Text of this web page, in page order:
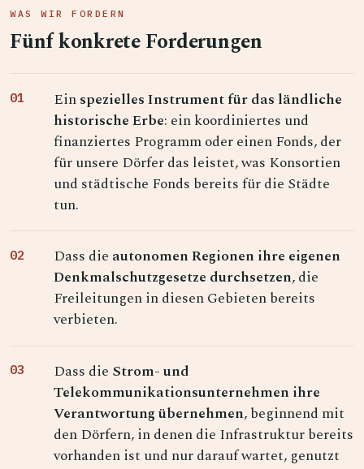
WAS WIR FORDERN
Fünf konkrete Forderungen
Einspezielles Instrument für das ländliche
historische Erbe: ein koordiniertes und
finanziertes Programm oder einen Fonds, der
für unsere Dörfer das leistet, was Konsortien
und städtische Fonds bereits für die Städte
tun.
Dass die autonomen Regionen ihre eigenen
Denkmalschutzgesetze durchsetzen, die
Freileitungen in diesen Gebieten bereits
verbieten.
Dass die Strom- und
Telekommunikationsunternehmen ihre
Verantwortung übernehmen, beginnend mit
den Dörfern, in denen die Infrastruktur bereits
vorhanden ist und nur darauf wartet, genutzt